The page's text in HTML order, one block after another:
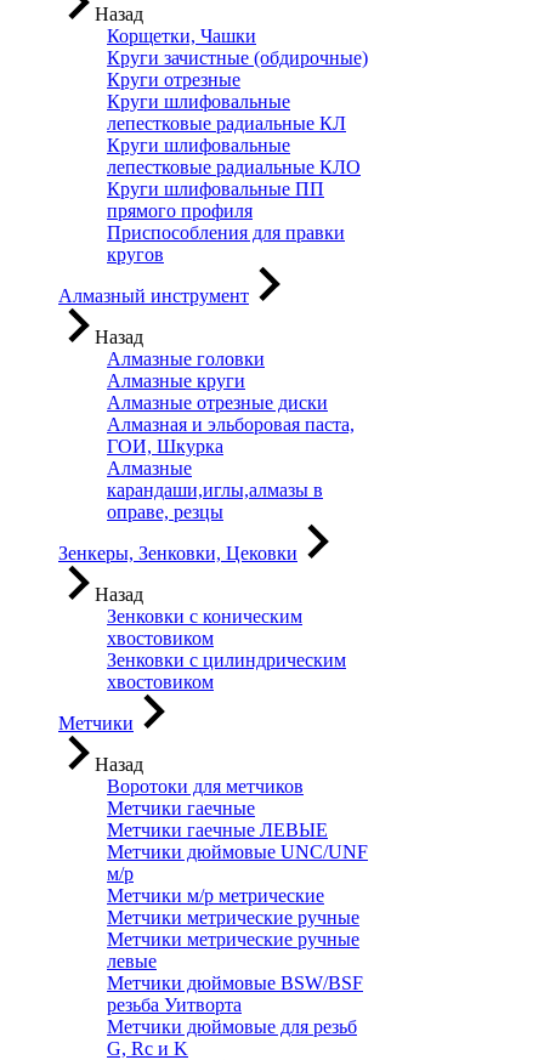
Назад
Корщетки, Чашки
Круги зачистные (обдирочные)
Круги отрезные
Круги шлифовальные
лепестковые радиальные КЛ
Круги шлифовальные
лепестковые радиальные КЛО
Круги шлифовальные ПП
прямого профиля
Приспособления для правки
кругов
Алмазный инструмент
Назад
Алмазные головки
Алмазные круги
Алмазные отрезные диски
Алмазная и эльборовая паста,
ГОИ, Шкурка
Алмазные
карандаши,иглы,алмазы в
оправе, резцы
Зенкеры, Зенковки, Цековки
Назад
Зенковки с коническим
хвостовиком
Зенковки с цилиндрическим
хвостовиком
Метчики
Назад
Воротоки для метчиков
Метчики гаечные
Метчики гаечные ЛЕВЫЕ
Метчики дюймовые UNC/UNF
м/р
Метчики м/р метрические
Метчики метрические ручные
Метчики метрические ручные
левые
Метчики дюймовые BSW/BSF
резьба Уитворта
Метчики дюймовые для резьб
G, Rc и K